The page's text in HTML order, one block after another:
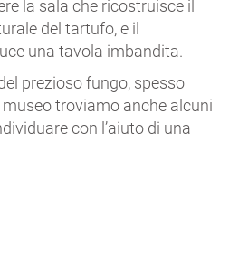
la sala che ricostruisce il
del tartufo, e il
una tavola imbandita.
prezioso fungo, spesso
troviamo anche alcuni
con l’aiuto di una